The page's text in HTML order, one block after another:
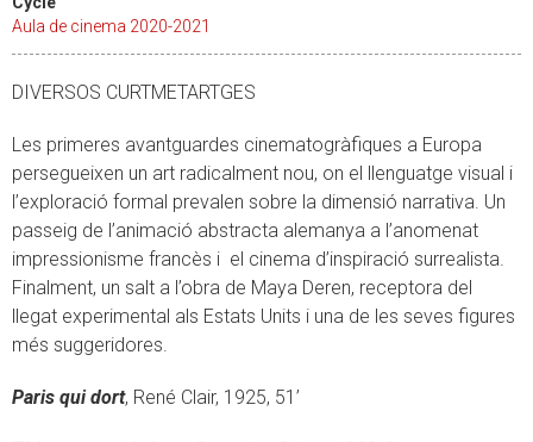
Aula de cinema 2020-2021
DIVERSOS CURTMETARTGES
Les primeres avantguardes cinematogràfiques a Europa
persegueixen un art radicalment nou, on el llenguatge visual i
l’exploració formal prevalen sobre la dimensió narrativa. Un
passeig de l’animació abstracta alemanya a l’anomenat
impressionisme francès i el cinema d’inspiració surrealista.
Finalment, un salt a l’obra de Maya Deren, receptora del
llegat experimental als Estats Units i una de les seves figures
més suggeridores.
Paris qui dort, René Clair, 1925, 51’